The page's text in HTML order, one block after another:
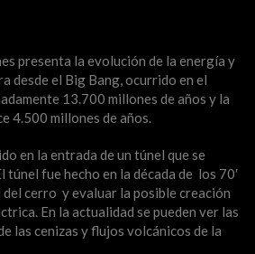
presenta la evolución de la energía y
desde el Big Bang, ocurrido en el
13.700 millones de años y la
4.500 millones de años.
en la entrada de un túnel que se
túnel fue hecho en la década de los 70′
cerro y evaluar la posible creación
En la actualidad se pueden ver las
las cenizas y flujos volcánicos de la